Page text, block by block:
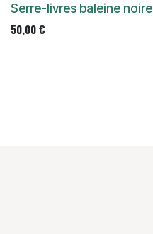
Serre-livres baleine noire
50,00€